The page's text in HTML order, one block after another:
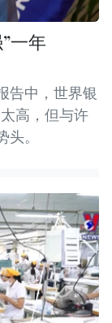
一年
告中，世界银
高，但与许
。